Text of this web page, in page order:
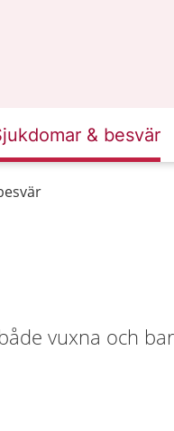
& besvär
vuxna och